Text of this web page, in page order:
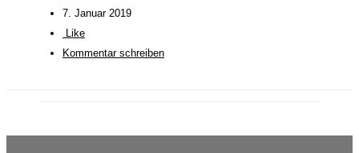
7. Januar 2019
Like
Kommentar schreiben